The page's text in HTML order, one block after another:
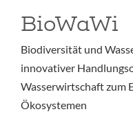
BioWaWi
Biodiversität und
innovativer
Wasserwirtschaft zum
Ökosystemen